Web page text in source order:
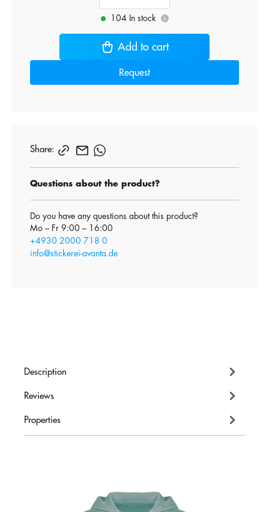
104 In stock i
Add to cart
Request
Share:
Questions about the product?
Do you have any questions about this product?
Mo – Fr 9:00 – 16:00
+4930 2000 718 0
info@stickerei-avanta.de
Description
Reviews
Properties